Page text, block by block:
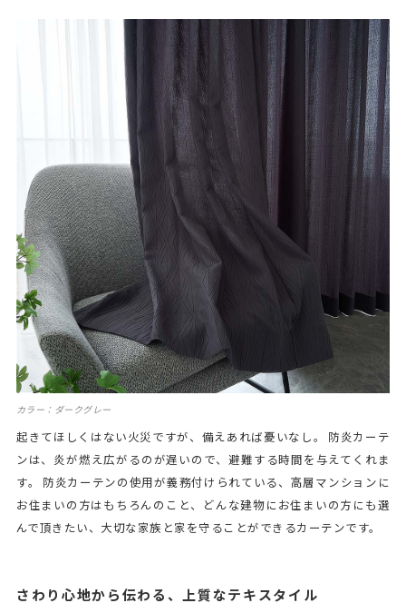
カラー：ダークグレー
起きてほしくはない火災ですが、備えあれば憂いなし。 防炎カーテ
ンは、炎が燃え広がるのが遅いので、避難する時間を与えてくれま
す。 防炎カーテンの使用が義務付けられている、高層マンションに
お住まいの方はもちろんのこと、どんな建物にお住まいの方にも選
んで頂きたい、大切な家族と家を守ることができるカーテンです。
さわり心地から伝わる、上質なテキスタイル